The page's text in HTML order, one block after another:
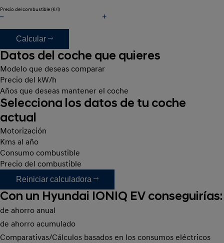
Precio del combustible(€/l)
Calcular
Datos del coche que quieres
Modelo que deseas comparar
Precio del kW/h
Años que deseas mantener el coche
Selecciona los datos de tu coche
actual
Motorización
Kms al año
Consumo combustible
Precio del combustible
Reiniciar calculadora
Con un Hyundai IONIQ EV conseguirías:
de ahorro anual
de ahorro acumulado
Comparativas/Cálculos basados en los consumos eléctricos